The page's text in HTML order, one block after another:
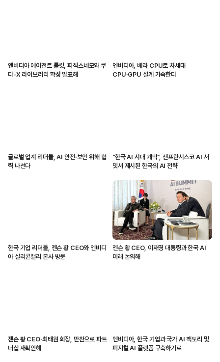
엔비디아 에이전트 툴킷, 피직스네모와 쿠
다-X 라이브러리 확장 발표해
엔비디아, 베라 CPU로 차세대
CPU·GPU 설계 가속한다
글로벌 업계 리더들, AI 안전·보안 위해 협
력 나선다
"한국 AI 시대 개막", 샌프란시스코 AI 서
밋서 제시된 한국의 AI 전략
한국 기업 리더들, 젠슨 황 CEO와 엔비디
아 실리콘밸리 본사 방문
젠슨 황 CEO, 이재명 대통령과 한국 AI
미래 논의해
젠슨 황 CEO·최태원 회장, 만찬으로 파트
너십 재확인해
엔비디아, 한국 기업과 국가 AI 팩토리 및
피지컬 AI 플랫폼 구축하기로